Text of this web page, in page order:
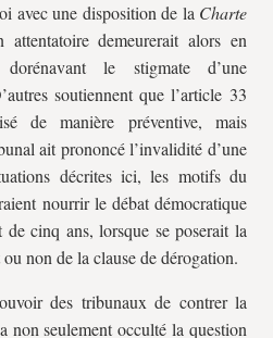
avec une disposition de la Charte
demeurerait alors en
le stigmate d’une
soutiennent que l’article 33
de manière préventive, mais
ait prononcé l’invalidité d’une
décrites ici, les motifs du
nourrir le débat démocratique
cinq ans, lorsque se poserait la
non de la clause de dérogation.
des tribunaux de contrer la
non seulement occulté la question